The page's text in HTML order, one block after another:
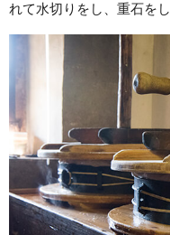
れて水切りをし、重石を